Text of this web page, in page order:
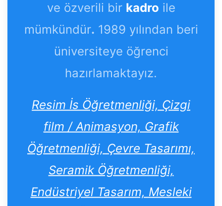
ve özverili bir kadro ile
mümkündür. 1989 yılından beri
üniversiteye öğrenci
hazırlamaktayız.
Resim İs Öğretmenliği, Çizgi
film / Animasyon, Grafik
Öğretmenliği, Çevre Tasarımı,
Seramik Öğretmenliği,
Endüstriyel Tasarım, Mesleki